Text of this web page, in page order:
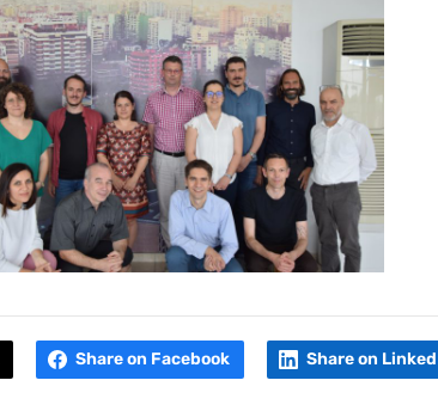
Share on Facebook Share on